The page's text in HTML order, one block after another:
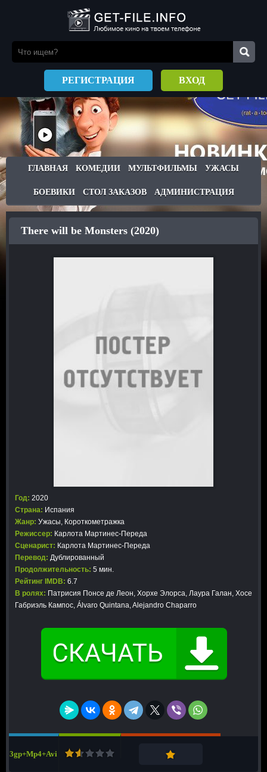
РЕГИСТРАЦИЯ ВХОД
ГЛАВНАЯ КОМЕДИИ МУЛЬТФИЛЬМЫ УЖАСЫ
БОЕВИКИ СТОЛ ЗАКАЗОВ АДМИНИСТРАЦИЯ
There will be Monsters (2020)
Год: 2020
Страна: Испания
Жанр: Ужасы, Короткометражка
Режиссер: Карлота Мартинес-Переда
Сценарист: Карлота Мартинес-Переда
Перевод: Дублированный
Продолжительность: 5 мин.
Рейтинг IMDB: 6.7
В ролях: Патрисия Понсе де Леон, Хорхе Элорса, Лаура Галан, Хосе
Габриэль Кампос, Álvaro Quintana, Alejandro Chaparro
3gp+Mp4+Avi